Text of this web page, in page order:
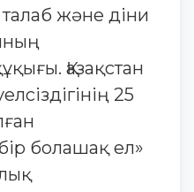
және діни
Қазақстан
25
болашақ ел»